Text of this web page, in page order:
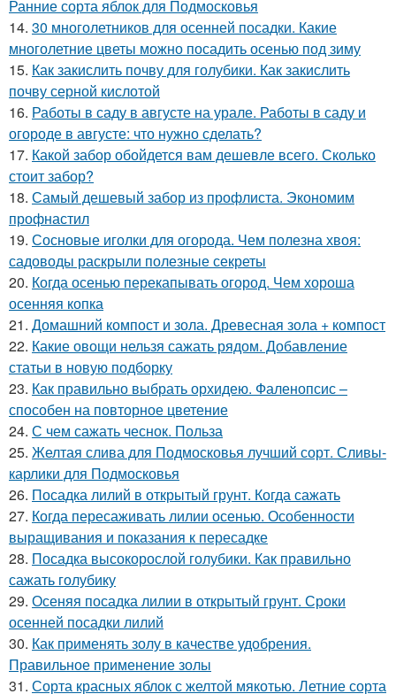
Ранние сорта яблок для Подмосковья
14. 30 многолетников для осенней посадки. Какие
многолетние цветы можно посадить осенью под зиму
15. Как закислить почву для голубики. Как закислить
почву серной кислотой
16. Работы в саду в августе на урале. Работы в саду и
огороде в августе: что нужно сделать?
17. Какой забор обойдется вам дешевле всего. Сколько
стоит забор?
18. Самый дешевый забор из профлиста. Экономим
профнастил
19. Сосновые иголки для огорода. Чем полезна хвоя:
садоводы раскрыли полезные секреты
20. Когда осенью перекапывать огород. Чем хороша
осенняя копка
21. Домашний компост и зола. Древесная зола + компост
22. Какие овощи нельзя сажать рядом. Добавление
статьи в новую подборку
23. Как правильно выбрать орхидею. Фаленопсис –
способен на повторное цветение
24. С чем сажать чеснок. Польза
25. Желтая слива для Подмосковья лучший сорт. Сливы-
карлики для Подмосковья
26. Посадка лилий в открытый грунт. Когда сажать
27. Когда пересаживать лилии осенью. Особенности
выращивания и показания к пересадке
28. Посадка высокорослой голубики. Как правильно
сажать голубику
29. Осеняя посадка лилии в открытый грунт. Сроки
осенней посадки лилий
30. Как применять золу в качестве удобрения.
Правильное применение золы
31. Сорта красных яблок с желтой мякотью. Летние сорта